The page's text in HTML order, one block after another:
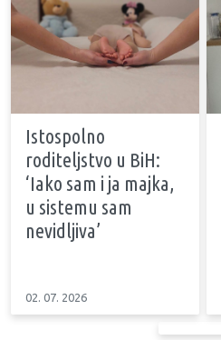
Istospolno
roditeljstvo u BiH:
‘Iako sam i ja majka,
u sistemu sam
nevidljiva’
02. 07. 2026